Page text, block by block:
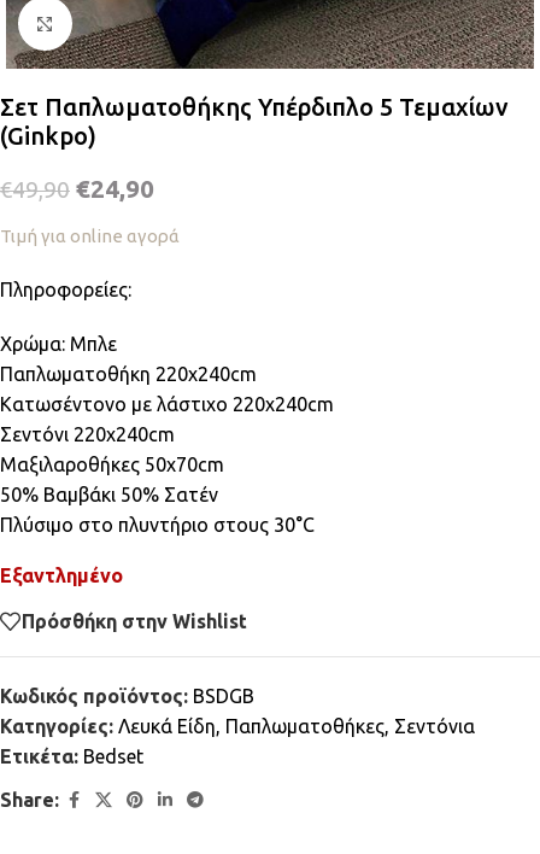
Κλικ για μεγέθυνση
Σετ Παπλωματοθήκης Υπέρδιπλο 5 Τεμαχίων
(Ginkpo)
€49,90 €24,90
Τιμή για online αγορά
Πληροφορείες:
Χρώμα: Μπλε
Παπλωματοθήκη 220x240cm
Κατωσέντονο με λάστιχο 220x240cm
Σεντόνι 220x240cm
Μαξιλαροθήκες 50x70cm
50% Βαμβάκι 50% Σατέν
Πλύσιμο στο πλυντήριο στους 30°C
Εξαντλημένο
Πρόσθήκη στην Wishlist
Κωδικός προϊόντος: BSDGB
Κατηγορίες: Λευκά Είδη, Παπλωματοθήκες, Σεντόνια
Ετικέτα: Bedset
Share: